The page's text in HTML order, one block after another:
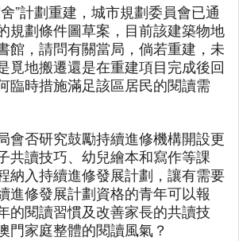
”計劃重建，城市規劃委員會已通
規劃條件圖草案，目前該建築物地
館，請問有關當局，倘若重建，未
覓地搬遷還是在重建項目完成後回
臨時措施滿足該區居民的閱讀需
會否研究鼓勵持續進修機構開設更
共讀技巧、幼兒繪本和寫作等課
納入持續進修發展計劃，讓有需要
進修發展計劃資格的青年可以報
的閱讀習慣及改善家長的共讀技
門家庭整體的閱讀風氣？